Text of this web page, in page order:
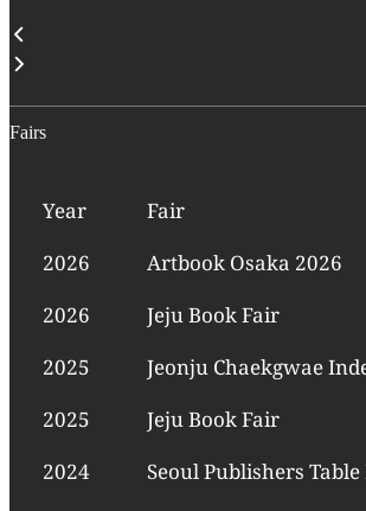
Fairs
Year
Fair
2026
Artbook Osaka 2026
2026
Jeju Book Fair
2025
Jeonju Chaekgwae
2025
Jeju Book Fair
2024
Seoul Publishers